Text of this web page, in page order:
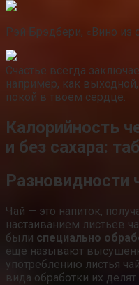
Рэй Брэдбери, «Вино из
Счастье всегда
например, как
покой в твоем сердце.
Калорийность
и без сахара:
Разновидности
Чай — это напиток,
настаиванием листьев
были специально
еще называют
употреблению листья
вида обработки их